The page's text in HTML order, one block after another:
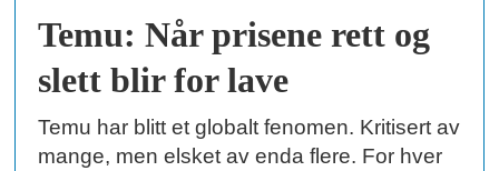
Temu: Når prisene rett og
slett blir for lave
Temu har blitt et globalt fenomen. Kritisert av
mange, men elsket av enda flere. For hver